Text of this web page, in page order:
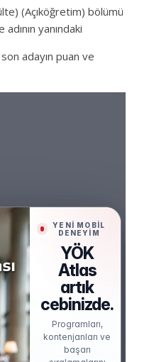
(Açıköğretim) bölümü
yanındaki
adayın puan ve